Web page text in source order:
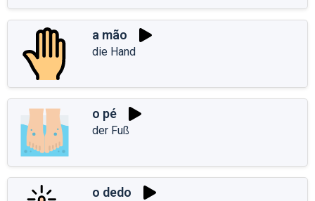
a mão
die Hand
o pé
der Fuß
o dedo